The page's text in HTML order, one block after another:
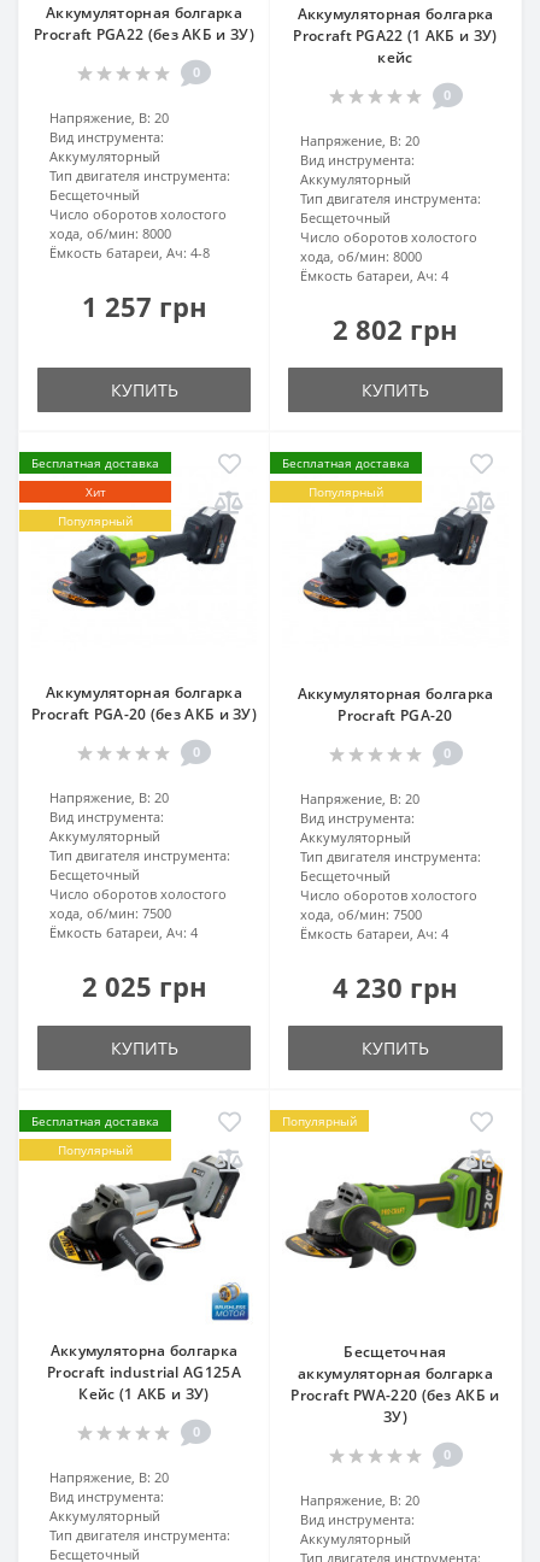
Аккумуляторная болгарка
Procraft PGA22 (без АКБ и ЗУ)
0
Напряжение, В: 20
Вид инструмента:
Аккумуляторный
Тип двигателя инструмента:
Бесщеточный
Число оборотов холостого
хода, об/мин: 8000
Ёмкость батареи, Ач: 4-8
1 257 грн
КУПИТЬ
Аккумуляторная болгарка
Procraft PGA22 (1 АКБ и ЗУ)
кейс
0
Напряжение, В: 20
Вид инструмента:
Аккумуляторный
Тип двигателя инструмента:
Бесщеточный
Число оборотов холостого
хода, об/мин: 8000
Ёмкость батареи, Ач: 4
2 802 грн
КУПИТЬ
Бесплатная доставка
Хит
Популярный
Аккумуляторная болгарка
Procraft PGA-20 (без АКБ и ЗУ)
0
Напряжение, В: 20
Вид инструмента:
Аккумуляторный
Тип двигателя инструмента:
Бесщеточный
Число оборотов холостого
хода, об/мин: 7500
Ёмкость батареи, Ач: 4
2 025 грн
КУПИТЬ
Бесплатная доставка
Популярный
Аккумуляторная болгарка
Procraft PGA-20
0
Напряжение, В: 20
Вид инструмента:
Аккумуляторный
Тип двигателя инструмента:
Бесщеточный
Число оборотов холостого
хода, об/мин: 7500
Ёмкость батареи, Ач: 4
4 230 грн
КУПИТЬ
Бесплатная доставка
Популярный
Аккумуляторна болгарка
Procraft industrial AG125A
Кейс (1 АКБ и ЗУ)
0
Напряжение, В: 20
Вид инструмента:
Аккумуляторный
Тип двигателя инструмента:
Бесщеточный
Популярный
Бесщеточная
аккумуляторная болгарка
Procraft PWA-220 (без АКБ и
ЗУ)
0
Напряжение, В: 20
Вид инструмента:
Аккумуляторный
Тип двигателя инструмента: